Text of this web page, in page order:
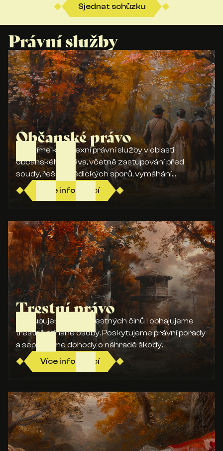
Sjednat schůzku
Právní služby
Občanské právo
Nabízíme komplexní právní služby v oblasti
občanského práva, včetně zastupování před
soudy, řešení dědických sporů, vymáhání
pohledávek, sepisu předmanželských smluv,
poradenství při rozvodu a majetkového
Více informací
Trestní právo
Zastupujeme oběti trestných činů i obhajujeme
trestně stíhané osoby. Poskytujeme právní porady
a sepisujeme dohody o náhradě škody.
Více informací